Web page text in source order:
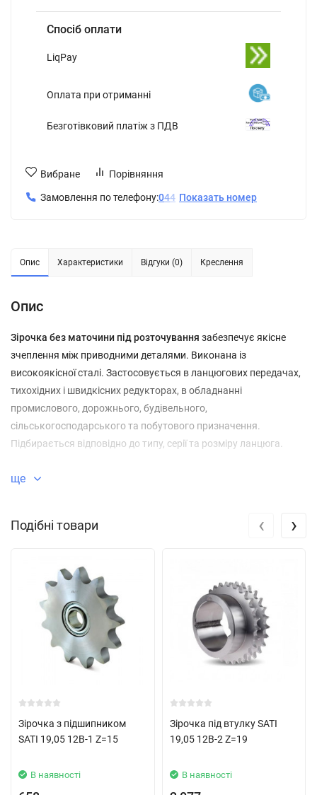
Спосіб оплати
LiqPay
Оплата при отриманні
Безготівковий платіж з ПДВ
Вибране Порівняння
Замовлення по телефону:044 Показать номер
Опис Характеристики Відгуки (0) Креслення
Опис
Зірочка без маточини під розточування забезпечує якісне
зчеплення між приводними деталями. Виконана із
високоякісної сталі. Застосовується в ланцюгових передачах,
тихохідних і швидкісних редукторах, в обладнанні
промислового, дорожнього, будівельного,
сільськогосподарського та побутового призначення.
Підбирається відповідно до типу, серії та розміру ланцюга.
ще
Подібні товари
Зірочка з підшипником
SATI 19,05 12B-1 Z=15
В наявності
Зірочка під втулку SATI
19,05 12B-2 Z=19
В наявності
‹ ›